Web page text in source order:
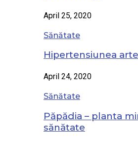
April 25, 2020
Sănătate
Hipertensiunea
April 24, 2020
Sănătate
Păpădia – planta
sănătate